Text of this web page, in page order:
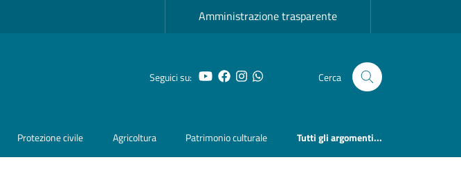
Amministrazione trasparente
Seguici su: YouTube
Facebook
Instagram
Whatsapp Cerca
Protezione civile Agricoltura Patrimonio culturale Tutti gli argomenti...